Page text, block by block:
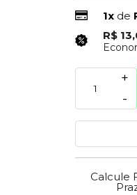
1x de
R$
-
+
Calcule